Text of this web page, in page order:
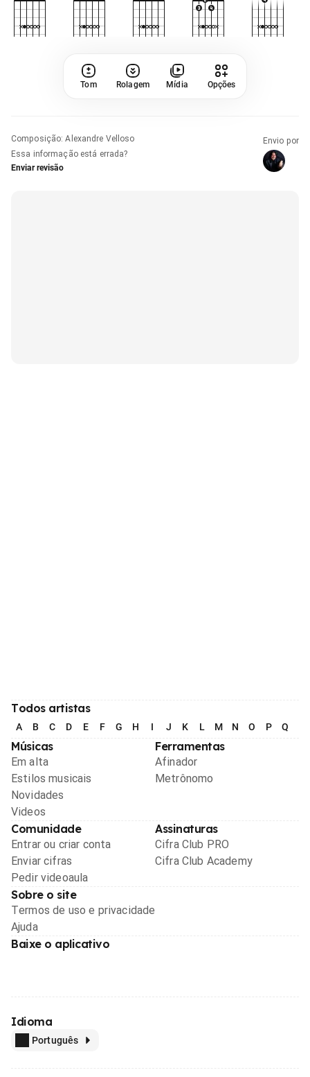
Tom Rolagem Mídia Opções
Composição:Alexandre Velloso
Essa informação está errada?
Enviar revisão
Envio por
Todos artistas
A B C D E F G H I J K L M N O P Q
Músicas
Em alta
Estilos musicais
Novidades
Videos
Ferramentas
Afinador
Metrônomo
Comunidade
Entrar ou criar conta
Enviar cifras
Pedir videoaula
Assinaturas
Cifra Club PRO
Cifra Club Academy
Sobre o site
Termos de uso e privacidade
Ajuda
Baixe o aplicativo
Idioma
Português